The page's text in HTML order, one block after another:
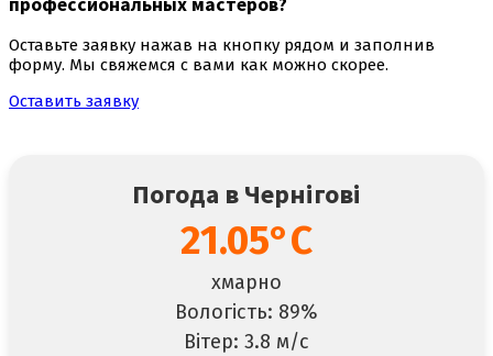
Оставьте заявку нажав на кнопку рядом и заполнив
форму. Мы свяжемся с вами как можно скорее.
Оставить заявку
Погода в Чернігові
21.05°C
хмарно
Вологість: 89%
Вітер: 3.8 м/с